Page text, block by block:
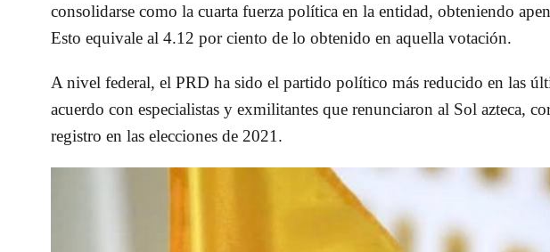
consolidarse como la cuarta fuerza política en la entidad, obteniendo
Esto equivale al 4.12 por ciento de lo obtenido en aquella votación.
A nivel federal, el PRD ha sido el partido político más reducido en las
acuerdo con especialistas y exmilitantes que renunciaron al Sol azteca,
registro en las elecciones de 2021.